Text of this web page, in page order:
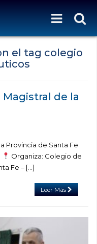
el tag colegio
Magistral de la
Provincia de Santa Fe
Organiza: Colegio de
Fe – […]
Leer Más